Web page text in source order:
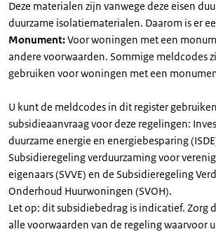
Deze materialen zijn vanwege deze eisen
duurzame isolatiematerialen. Daarom is er
Monument:Voor woningen met een
andere voorwaarden. Sommige meldcodes
gebruiken voor woningen met een
U kunt de meldcodes in dit register
subsidieaanvraag voor deze regelingen:
duurzame energie en energiebesparing
Subsidieregeling verduurzaming voor
eigenaars (SVVE) en de Subsidieregeling
Onderhoud Huurwoningen (SVOH).
Let op: dit subsidiebedrag is indicatief. Zorg
alle voorwaarden van de regeling waarvoor